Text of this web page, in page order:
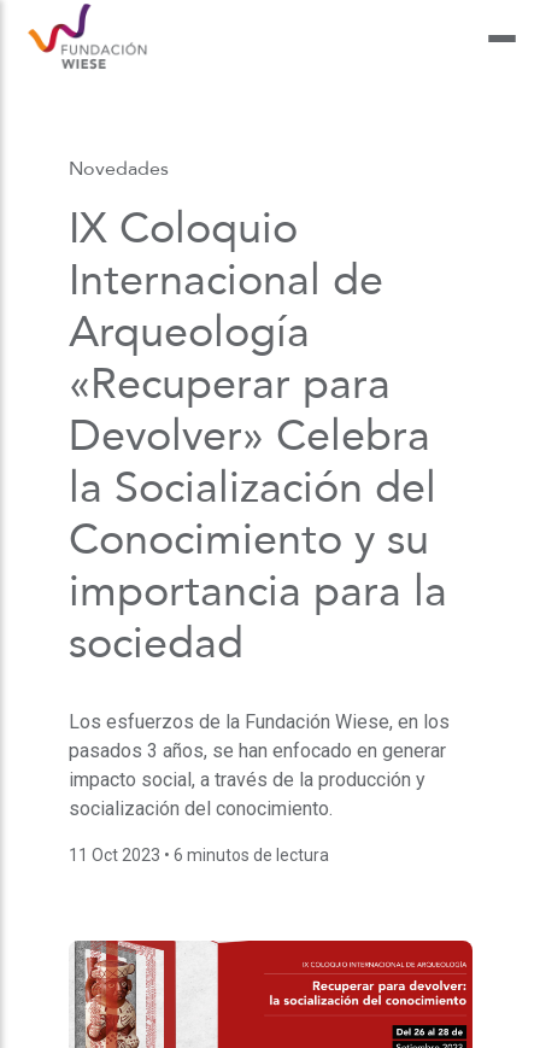
Novedades
IX Coloquio
Internacional de
Arqueología
«Recuperar para
Devolver» Celebra
la Socialización del
Conocimiento y su
importancia para la
sociedad
Los esfuerzos de la Fundación Wiese, en los
pasados 3 años, se han enfocado en generar
impacto social, a través de la producción y
socialización del conocimiento.
11 Oct 2023 • 6 minutos de lectura